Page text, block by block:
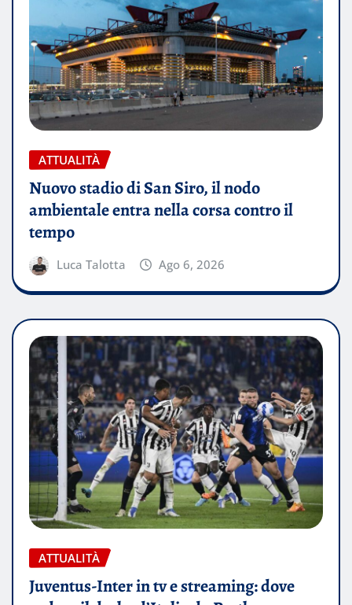
ATTUALITÀ
Nuovo stadio di San Siro, il nodo
ambientale entra nella corsa contro il
tempo
Luca Talotta Ago 6, 2026
ATTUALITÀ
Juventus-Inter in tv e streaming: dove